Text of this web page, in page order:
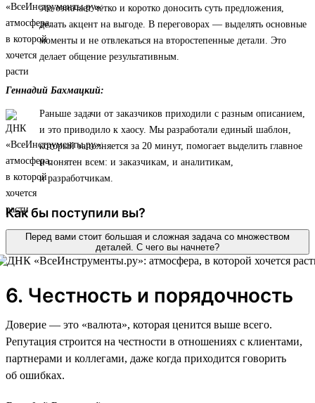
это означает четко и коротко доносить суть предложения,
делать акцент на выгоде. В переговорах — выделять основные
моменты и не отвлекаться на второстепенные детали. Это
делает общение результативным.
Геннадий Бахмацкий:
Раньше задачи от заказчиков приходили с разным описанием,
и это приводило к хаосу. Мы разработали единый шаблон,
который заполняется за 20 минут, помогает выделить главное
и понятен всем: и заказчикам, и аналитикам,
и разработчикам.
Как бы поступили вы?
Перед вами стоит большая и сложная задача со множеством
деталей. С чего вы начнете?
6. Честность и порядочность
Доверие — это «валюта», которая ценится выше всего.
Репутация строится на честности в отношениях с клиентами,
партнерами и коллегами, даже когда приходится говорить
об ошибках.